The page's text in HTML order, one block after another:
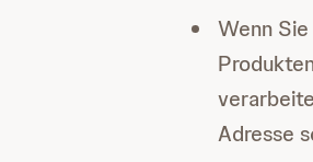
Wenn
Adresse